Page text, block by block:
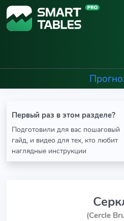
Первый раз в этом разделе?
Подготовили для вас пошаговый
гайд, и видео для тех, кто любит
наглядные инструкции
(Cercle